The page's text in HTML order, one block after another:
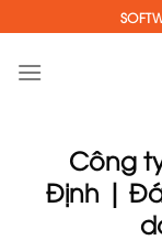
to
content
Công
Định |